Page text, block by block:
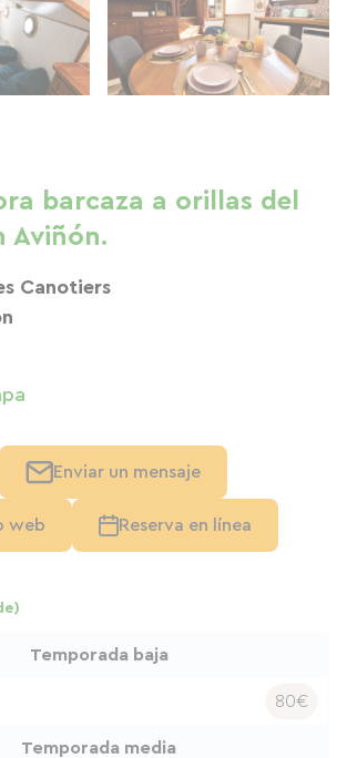
barcaza a orillas del
Aviñón.
Canotiers
Enviar un mensaje
web Reserva en línea
Temporada baja
80€
Temporada media